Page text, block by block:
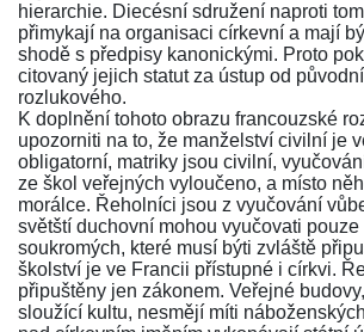
hierarchie. Diecésní sdružení naproti
přimykají na organisaci církevní a mají
shodě s předpisy kanonickými. Proto
citovaný jejich statut za ústup od
rozlukového.
K doplnění tohoto obrazu francouzské
upozorniti na to, že manželství civilní je
obligatorní, matriky jsou civilní,
ze škol veřejných vyloučeno, a místo
morálce. Řeholníci jsou z vyučování
světští duchovní mohou vyučovati pouze
soukromých, které musí býti zvláště
školství je ve Francii přístupné i církvi.
připuštěny jen zákonem. Veřejné
sloužící kultu, nesmějí míti